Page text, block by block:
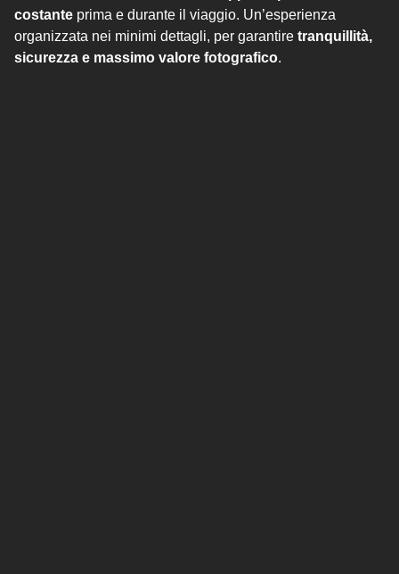
costante prima e durante il viaggio. Un’esperienza
organizzata nei minimi dettagli, per garantire tranquillità,
sicurezza e massimo valore fotografico.